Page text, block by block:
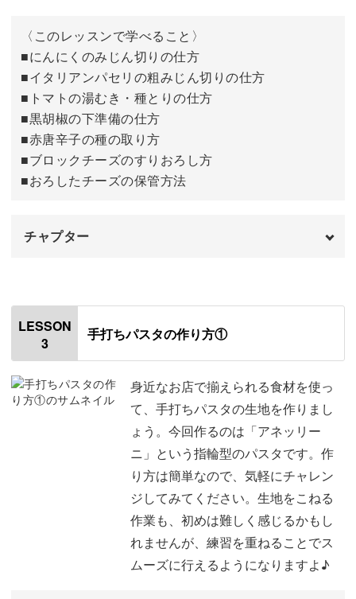
気軽にご受講くださいね♪
ソースのレパートリーを増やしたいあなたに
講座では、手打ちパスタに合うパスタソースの作り方もご
定番の「トマトソース」から、お子様にも人気の「クリー
洒落な「冷製パスタ」まで。
手作りならではの、一味違うソースの作り方をお教えしま
す。
ご家族でのランチやディナーをちょっと豪華に楽しみたい
時、ホームパーティーなどでお客さんをおもてなししたい
時など、さまざまな場面で活躍すること間違いなしです♪
〈このレッスンで学べること〉
■にんにくのみじん切りの仕方
■イタリアンパセリの粗みじん切りの仕方
■トマトの湯むき・種とりの仕方
■黒胡椒の下準備の仕方
■赤唐辛子の種の取り方
■ブロックチーズのすりおろし方
■おろしたチーズの保管方法
チャプター
はじめに
にんにくの下準備
イタリアンパセリの下準備 03:43
05:15
黒こしょうの下準備 09:55
10:50
チーズの下準備と保存方法 11:47
15:00
LESSON
3
手打ちパスタの作り方①
身近なお店で揃えられる食材を使っ
て、手打ちパスタの生地を作りまし
ょう。今回作るのは「アネッリー
ニ」という指輪型のパスタです。作
り方は簡単なので、気軽にチャレン
ジしてみてください。生地をこねる
作業も、初めは難しく感じるかもし
れませんが、練習を重ねることでス
ムーズに行えるようになりますよ♪